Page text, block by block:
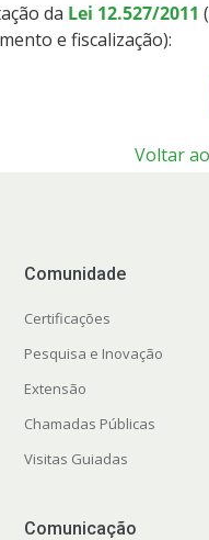
da Lei 12.527/2011
e fiscalização):
Voltar
Comunidade
Certificações
Pesquisa e Inovação
Extensão
Chamadas Públicas
Visitas Guiadas
Comunicação